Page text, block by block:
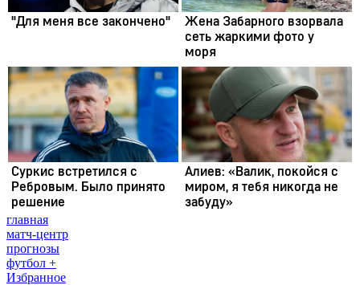
главная
матч-центр
прогнозы
футбол +
Избранное